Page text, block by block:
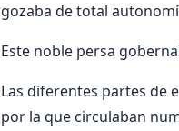
gozaba de total
Este noble persa
Las diferentes partes de
por la que circulaban